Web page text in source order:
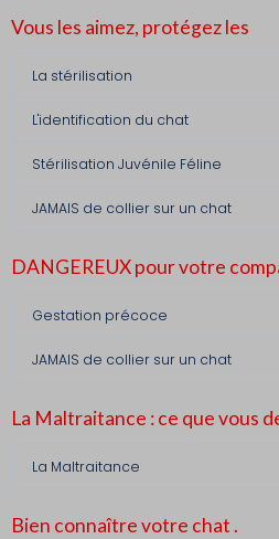
Vous les aimez, protégez les
La stérilisation
L'identification du chat
Stérilisation Juvénile Féline
JAMAIS de collier sur un chat
DANGEREUX pour votre
Gestation précoce
JAMAIS de collier sur un chat
La Maltraitance : ce que vous
La Maltraitance
Bien connaître votre chat .